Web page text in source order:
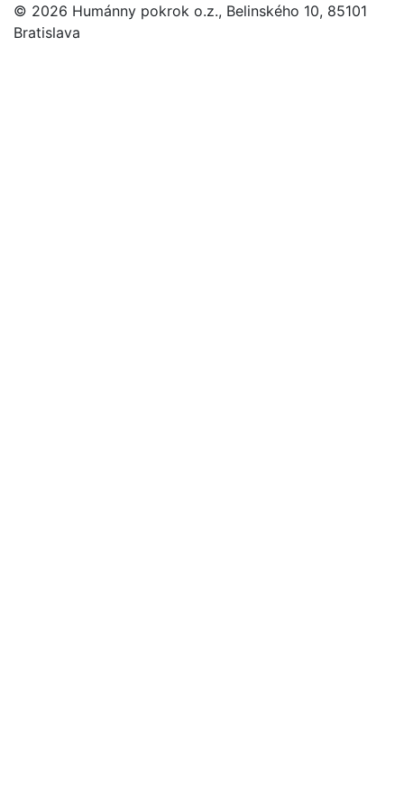
© 2026 Humánny pokrok o.z., Belinského 10, 85101
Bratislava